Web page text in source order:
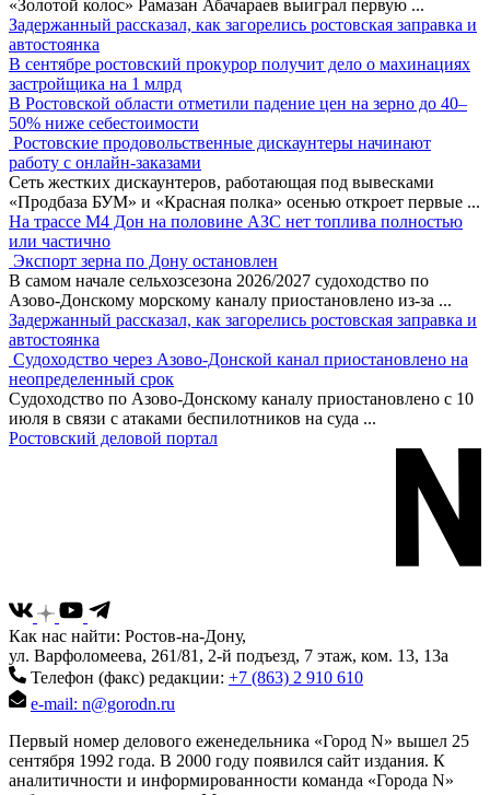
«Золотой колос» Рамазан Абачараев выиграл первую ...
Задержанный рассказал, как загорелись ростовская заправка и
автостоянка
В сентябре ростовский прокурор получит дело о махинациях
застройщика на 1 млрд
В Ростовской области отметили падение цен на зерно до 40–
50% ниже себестоимости
Ростовские продовольственные дискаунтеры начинают
работу с онлайн-заказами
Сеть жестких дискаунтеров, работающая под вывесками
«Продбаза БУМ» и «Красная полка» осенью откроет первые ...
На трассе М4 Дон на половине АЗС нет топлива полностью
или частично
Экспорт зерна по Дону остановлен
В самом начале сельхозсезона 2026/2027 судоходство по
Азово-Донскому морскому каналу приостановлено из-за ...
Задержанный рассказал, как загорелись ростовская заправка и
автостоянка
Судоходство через Азово-Донской канал приостановлено на
неопределенный срок
Судоходство по Азово-Донскому каналу приостановлено с 10
июля в связи с атаками беспилотников на суда ...
Ростовский деловой портал
Как нас найти: Ростов-на-Дону,
ул. Варфоломеева, 261/81, 2-й подъезд, 7 этаж, ком. 13, 13а
Телефон (факс) редакции: +7 (863) 2 910 610
e-mail: n@gorodn.ru
Первый номер делового еженедельника «Город N» вышел 25
сентября 1992 года. В 2000 году появился сайт издания. К
аналитичности и информированности команда «Города N»